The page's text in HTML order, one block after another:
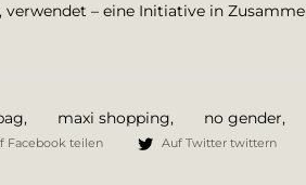
verwendet – eine Initiative in
, maxi shopping, no gender,
Facebook teilen Auf Twitter twittern